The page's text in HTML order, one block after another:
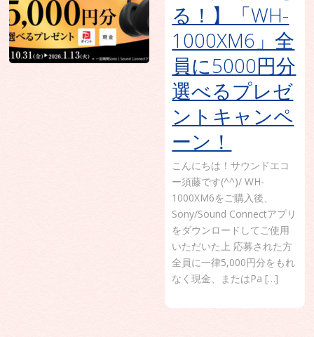
る！】「WH-
1000XM6」全
員に5000円分
選べるプレゼ
ントキャンペ
ーン！
こんにちは！サウンドエコ
ー須藤です(^^)/ WH-
1000XM6をご購入後、
Sony/Sound Connectアプリ
をダウンロードしてご使用
いただいた上 応募された方
全員に一律5,000円分をもれ
なく現金、またはPa […]